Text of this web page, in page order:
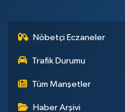
Nöbetçi Eczaneler
Trafik Durumu
Tüm Manşetler
Haber Arşivi